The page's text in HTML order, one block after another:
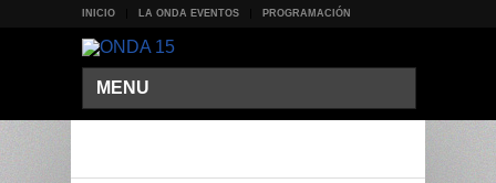
INICIO LA ONDA EVENTOS PROGRAMACIÓN
MENU